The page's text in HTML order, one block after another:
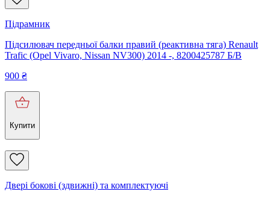
Підрамник
Підсилювач передньої балки правий (реактивна тяга) Renault
Trafic (Opel Vivaro, Nissan NV300) 2014 -, 8200425787 Б/В
900 ₴
Купити
Двері бокові (здвижні) та комплектуючі